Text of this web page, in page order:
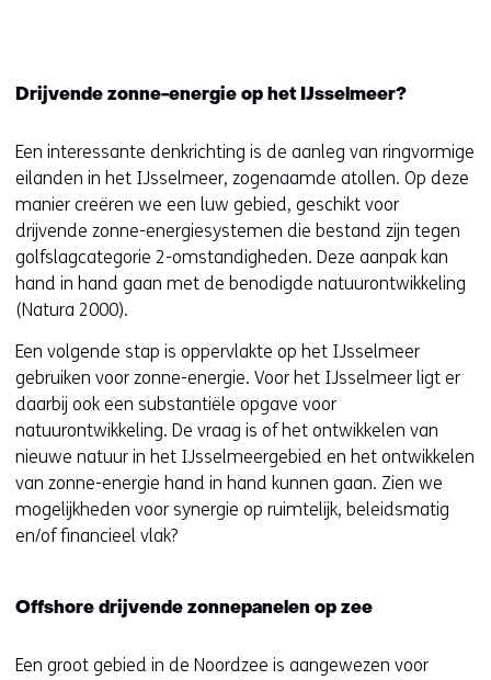
Drijvende zonne-energie op het IJsselmeer?
Een interessante denkrichting is de aanleg van ringvormige
eilanden in het IJsselmeer, zogenaamde atollen. Op deze
manier creëren we een luw gebied, geschikt voor
drijvende zonne-energiesystemen die bestand zijn tegen
golfslagcategorie 2-omstandigheden. Deze aanpak kan
hand in hand gaan met de benodigde natuurontwikkeling
(Natura 2000).
Een volgende stap is oppervlakte op het IJsselmeer
gebruiken voor zonne-energie. Voor het IJsselmeer ligt er
daarbij ook een substantiële opgave voor
natuurontwikkeling. De vraag is of het ontwikkelen van
nieuwe natuur in het IJsselmeergebied en het ontwikkelen
van zonne-energie hand in hand kunnen gaan. Zien we
mogelijkheden voor synergie op ruimtelijk, beleidsmatig
en/of financieel vlak?
Offshore drijvende zonnepanelen op zee
Een groot gebied in de Noordzee is aangewezen voor